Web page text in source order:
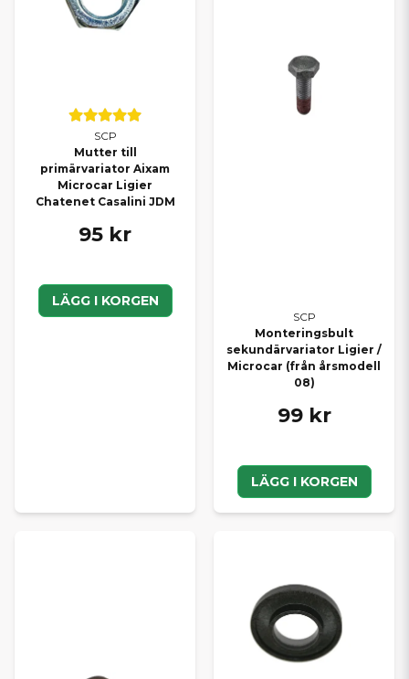
SCP
Mutter till
primärvariator Aixam
Microcar Ligier
Chatenet Casalini JDM
95 kr
LÄGG I KORGEN
SCP
Monteringsbult
sekundärvariator Ligier /
Microcar (från årsmodell
08)
99 kr
LÄGG I KORGEN